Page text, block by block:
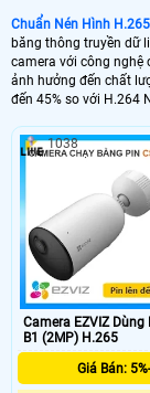
Chuẩn Nén Hình
băng thông truyền dữ
camera với công
ảnh hưởng đến chất
đến 45% so với H.264
Camera EZVIZ Dùng
B1 (2MP) H.265
Giá Bán:
1038